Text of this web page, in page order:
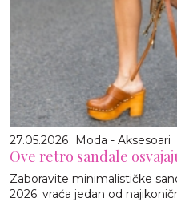
27.05.2026 Moda - Aksesoari
Ove retro sandale
Zaboravite minimalističke
2026. vraća jedan od